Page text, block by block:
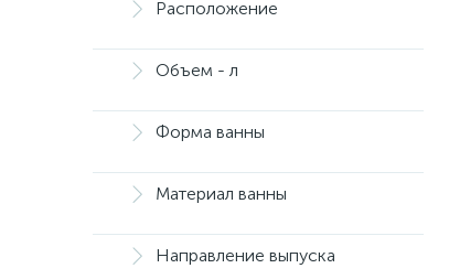
Расположение
Объем - л
Форма ванны
Материал ванны
Направление выпуска